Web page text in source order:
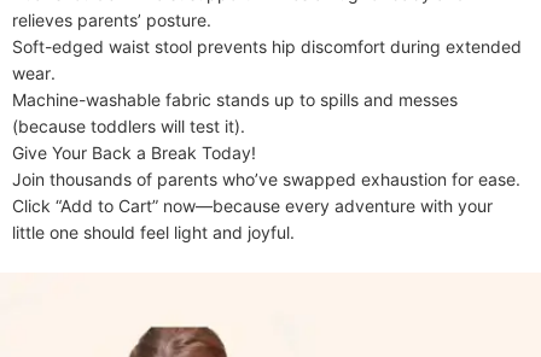
relieves parents’ posture.
​​Soft-edged waist stool​​ prevents hip discomfort during extended
wear.
​​Machine-washable fabric​​ stands up to spills and messes
(because toddlers will test it).
​​Give Your Back a Break Today!​​
Join thousands of parents who’ve swapped exhaustion for ease.
Click “Add to Cart” now—because every adventure with your
little one should feel light and joyful.